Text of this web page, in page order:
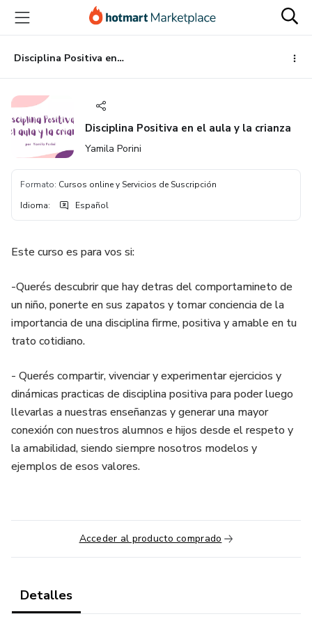
principal
página
de
página
Disciplina Positiva en el aula y la crianza
Disciplina Positiva en el aula y la crianza
Yamila Porini
Formato: Cursos online y Servicios de Suscripción
Idioma: Español
Este curso es para vos si:
-Querés descubrir que hay detras del comportamineto de
un niño, ponerte en sus zapatos y tomar conciencia de la
importancia de una disciplina firme, positiva y amable en tu
trato cotidiano.
- Querés compartir, vivenciar y experimentar ejercicios y
dinámicas practicas de disciplina positiva para poder luego
llevarlas a nuestras enseñanzas y generar una mayor
conexión con nuestros alumnos e hijos desde el respeto y
la amabilidad, siendo siempre nosotros modelos y
ejemplos de esos valores.
Acceder al producto comprado
Detalles